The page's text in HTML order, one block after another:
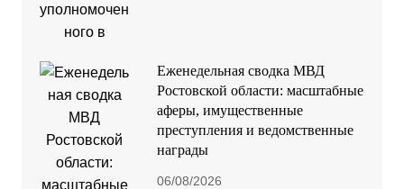
Еженедельная сводка МВД
Ростовской области: масштабные
аферы, имущественные
преступления и ведомственные
награды
06/08/2026